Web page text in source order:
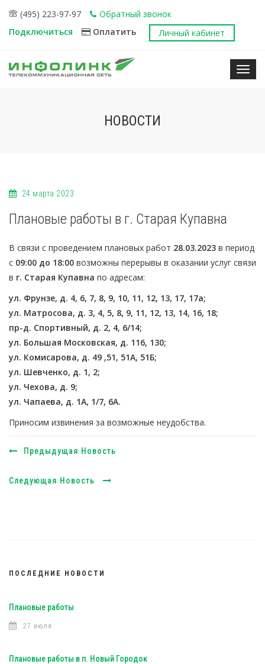
(495) 223-97-97
Обратный звонок
Подключиться
Оплатить Личный кабинет
НОВОСТИ
24 марта 2023
Плановые работы в г. Старая Купавна
В связи с проведением плановых работ 28.03.2023 в период
с 09:00 до 18:00 возможны перерывы в оказании услуг связи
в г. Старая Купавна по адресам:
ул. Фрунзе, д. 4, 6, 7, 8, 9, 10, 11, 12, 13, 17, 17а;
ул. Матросова, д. 3, 4, 5, 8, 9, 11, 12, 13, 14, 16, 18;
пр-д. Спортивный, д. 2, 4, 6/14;
ул. Большая Московская, д. 116, 130;
ул. Комисарова, д. 49 ,51, 51А, 51Б;
ул. Шевченко, д. 1, 2;
ул. Чехова, д. 9;
ул. Чапаева, д. 1А, 1/7, 6А.
Приносим извинения за возможные неудобства.
Предыдущая Новость
Следующая Новость
ПОСЛЕДНИЕ НОВОСТИ
Плановые работы
27 июля
Плановые работы в п. Новый Городок